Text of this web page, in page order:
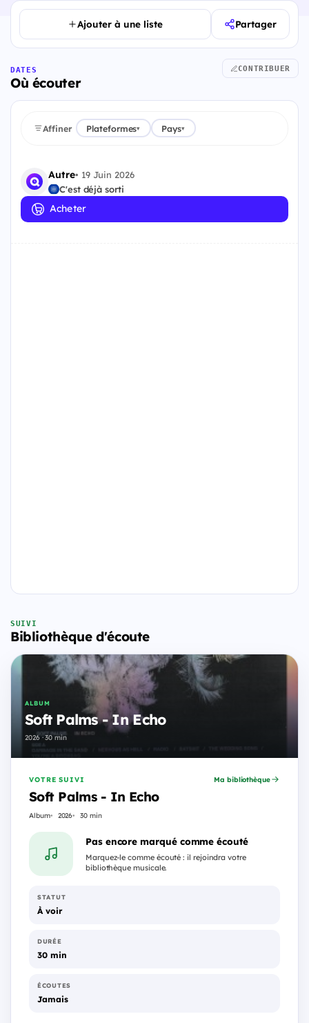
Ajouter à une liste Partager
DATES
Où écouter
CONTRIBUER
Affiner Plateformes▾ Pays▾
Autre• 19 Juin 2026
C'est déjà sorti
Acheter
SUIVI
Bibliothèque d'écoute
ALBUM
Soft Palms - In Echo
2026 · 30 min
VOTRE SUIVI
Soft Palms - In Echo
Album 2026 30 min
Ma bibliothèque
Pas encore marqué comme écouté
Marquez-le comme écouté : il rejoindra votre
bibliothèque musicale.
STATUT
À voir
DURÉE
30 min
ÉCOUTES
Jamais